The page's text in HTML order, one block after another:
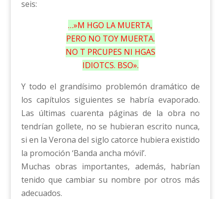
seis:
…»M HGO LA MUERTA,
PERO NO TOY MUERTA.
NO T PRCUPES NI HGAS
IDIOTCS. BSO».
Y todo el grandísimo problemón dramático de
los capítulos siguientes se habría evaporado.
Las últimas cuarenta páginas de la obra no
tendrían gollete, no se hubieran escrito nunca,
si en la Verona del siglo catorce hubiera existido
la promoción ‘Banda ancha móvil’.
Muchas obras importantes, además, habrían
tenido que cambiar su nombre por otros más
adecuados.